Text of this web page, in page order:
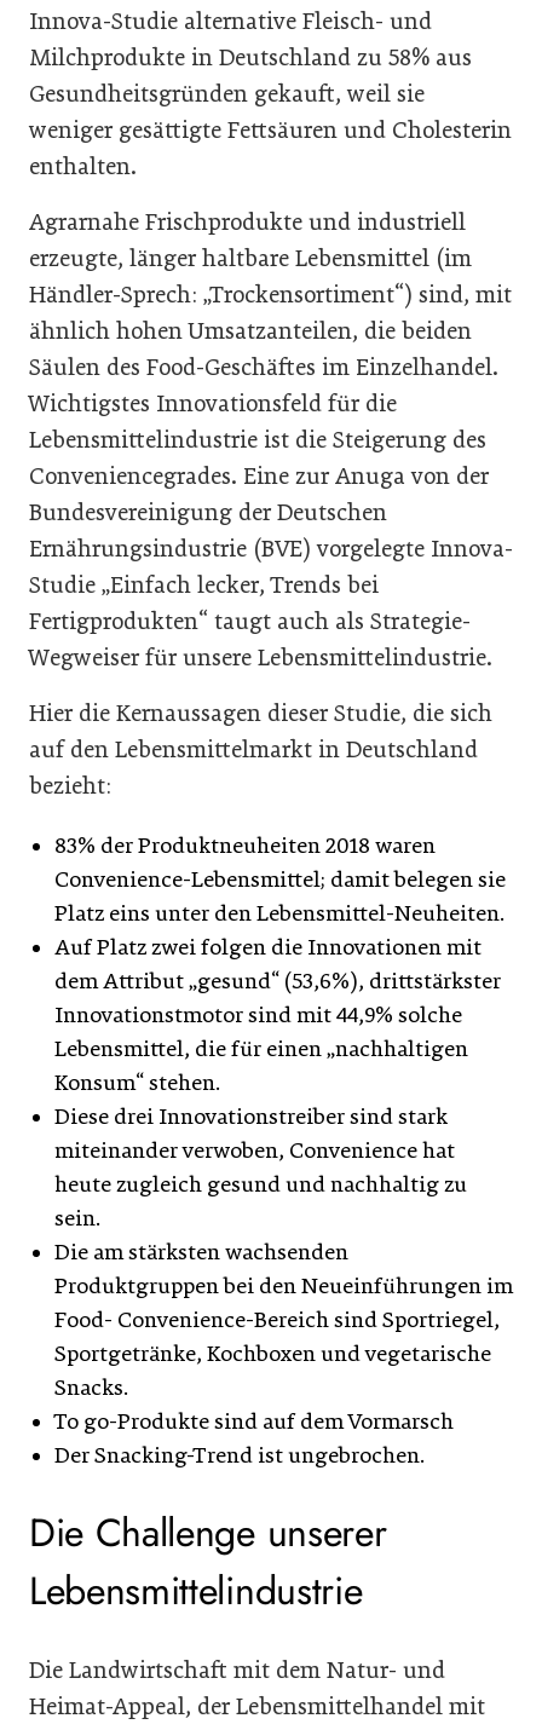
Innova-Studie alternative Fleisch- und
Milchprodukte in Deutschland zu 58% aus
Gesundheitsgründen gekauft, weil sie
weniger gesättigte Fettsäuren und Cholesterin
enthalten.
Agrarnahe Frischprodukte und industriell
erzeugte, länger haltbare Lebensmittel (im
Händler-Sprech: „Trockensortiment“) sind, mit
ähnlich hohen Umsatzanteilen, die beiden
Säulen des Food-Geschäftes im Einzelhandel.
Wichtigstes Innovationsfeld für die
Lebensmittelindustrie ist die Steigerung des
Conveniencegrades. Eine zur Anuga von der
Bundesvereinigung der Deutschen
Ernährungsindustrie (BVE) vorgelegte Innova-
Studie „Einfach lecker, Trends bei
Fertigprodukten“ taugt auch als Strategie-
Wegweiser für unsere Lebensmittelindustrie.
Hier die Kernaussagen dieser Studie, die sich
auf den Lebensmittelmarkt in Deutschland
bezieht:
83% der Produktneuheiten 2018 waren
Convenience-Lebensmittel; damit belegen sie
Platz eins unter den Lebensmittel-Neuheiten.
Auf Platz zwei folgen die Innovationen mit
dem Attribut „gesund“ (53,6%), drittstärkster
Innovationstmotor sind mit 44,9% solche
Lebensmittel, die für einen „nachhaltigen
Konsum“ stehen.
Diese drei Innovationstreiber sind stark
miteinander verwoben, Convenience hat
heute zugleich gesund und nachhaltig zu
sein.
Die am stärksten wachsenden
Produktgruppen bei den Neueinführungen im
Food- Convenience-Bereich sind Sportriegel,
Sportgetränke, Kochboxen und vegetarische
Snacks.
To go-Produkte sind auf dem Vormarsch
Der Snacking-Trend ist ungebrochen.
Die Challenge unserer
Lebensmittelindustrie
Die Landwirtschaft mit dem Natur- und
Heimat-Appeal, der Lebensmittelhandel mit